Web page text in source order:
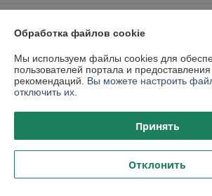
Политика обработки cookies
Сайт создан на платформе Deal.by
Обработка файлов cookie
Мы используем файлы cookies для
пользователей портала и
рекомендаций. Вы можете настроить
отключить их.
Принять
Отклонить